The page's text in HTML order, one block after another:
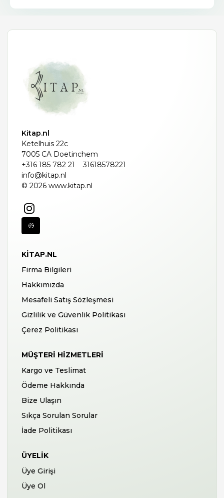
Kitap.nl
Ketelhuis 22c
7005 CA Doetinchem
+316 185 782 21
31618578221
info@kitap.nl
© 2026 www.kitap.nl
KITAP.NL
Firma Bilgileri
Hakkımızda
Mesafeli Satış Sözleşmesi
Gizlilik ve Güvenlik Politikası
Çerez Politikası
MÜŞTERI HIZMETLERI
Kargo ve Teslimat
Ödeme Hakkında
Bize Ulaşın
Sıkça Sorulan Sorular
İade Politikası
ÜYELIK
Üye Girişi
Üye Ol